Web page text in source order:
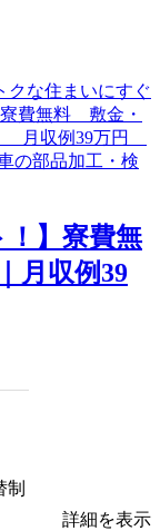
！】寮費無
月収例39
制
詳細を表示